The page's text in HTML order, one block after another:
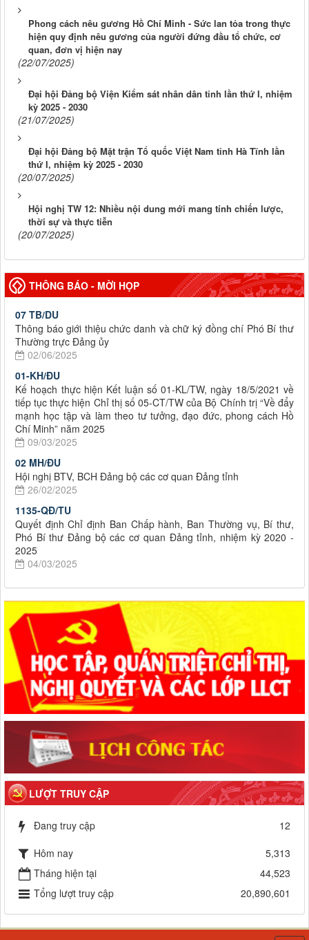
Phong cách nêu gương Hồ Chí Minh - Sức lan tỏa trong thực
hiện quy định nêu gương của người đứng đầu tổ chức, cơ
quan, đơn vị hiện nay
(22/07/2025)
Đại hội Đảng bộ Viện Kiểm sát nhân dân tỉnh lần thứ I, nhiệm
kỳ 2025 - 2030
(21/07/2025)
Đại hội Đảng bộ Mặt trận Tổ quốc Việt Nam tỉnh Hà Tĩnh lần
thứ I, nhiệm kỳ 2025 - 2030
(20/07/2025)
Hội nghị TW 12: Nhiều nội dung mới mang tính chiến lược,
thời sự và thực tiễn
(20/07/2025)
THÔNG BÁO - MỜI HỌP
07 TB/DU
Thông báo giới thiệu chức danh và chữ ký đồng chí Phó Bí thư
Thường trực Đảng ủy
02/06/2025
01-KH/ĐU
Kế hoạch thực hiện Kết luận số 01-KL/TW, ngày 18/5/2021 về
tiếp tục thực hiện Chỉ thị số 05-CT/TW của Bộ Chính trị “Về đẩy
mạnh học tập và làm theo tư tưởng, đạo đức, phong cách Hồ
Chí Minh” năm 2025
09/03/2025
02 MH/ĐU
Hội nghị BTV, BCH Đảng bộ các cơ quan Đảng tỉnh
26/02/2025
1135-QĐ/TU
Quyết định Chỉ định Ban Chấp hành, Ban Thường vụ, Bí thư,
Phó Bí thư Đảng bộ các cơ quan Đảng tỉnh, nhiệm kỳ 2020 -
2025
04/03/2025
LƯỢT TRUY CẬP
Đang truy cập
12
Hôm nay
5,313
Tháng hiện tại
44,523
Tổng lượt truy cập
20,890,601